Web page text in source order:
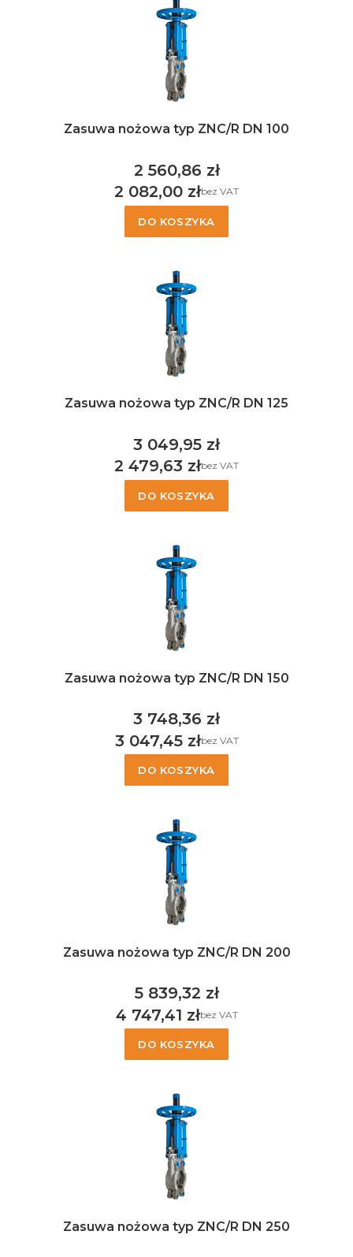
Zasuwa nożowa typ ZNC/R DN 100
Cena
2 560,86 zł
Cena
2 082,00 złbez VAT
DO KOSZYKA
Zasuwa nożowa typ ZNC/R DN 125
Cena
3 049,95 zł
Cena
2 479,63 złbez VAT
DO KOSZYKA
Zasuwa nożowa typ ZNC/R DN 150
Cena
3 748,36 zł
Cena
3 047,45 złbez VAT
DO KOSZYKA
Zasuwa nożowa typ ZNC/R DN 200
Cena
5 839,32 zł
Cena
4 747,41 złbez VAT
DO KOSZYKA
Zasuwa nożowa typ ZNC/R DN 250